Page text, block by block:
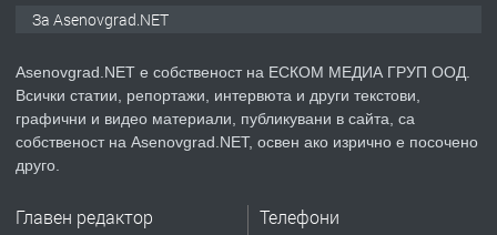
преди 2 години
ПРЕДЛАГА
Давам индивидуалани уроци по
За Asenovgrad.NET
Asenovgrad.NET е собственост на ЕСКОМ МЕДИА ГРУП ООД.
Всички статии, репортажи, интервюта и други текстови,
графични и видео материали, публикувани в сайта, са
собственост на Asenovgrad.NET, освен ако изрично е посочено
друго.
Главен редактор Телефони